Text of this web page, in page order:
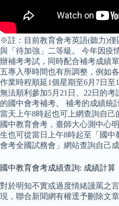
※註：目前教育會考英語(聽力)僅
與「待加強」二等級。 今年因疫
辦補考考試，同時配合補考成績
五專入學時間也有所調整，例如
作業時程順延1個星期至6月7日
無法順利參加5月21日、22日的考
的國中會考補考。 補考的成績統
當天上午8時起也可上網查詢自己
國中教育會考，臺師大心測中心
生也可從當日上午8時起至「國
會考全國試務會」網站查詢自己成
國中教育會考成績查詢: 成績計算
對於明知不實或過度情緒謾罵之
現，聯合新聞網有權逕予刪除文